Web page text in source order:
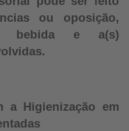
ou oposição,
bebida e a(s)
a Higienização em